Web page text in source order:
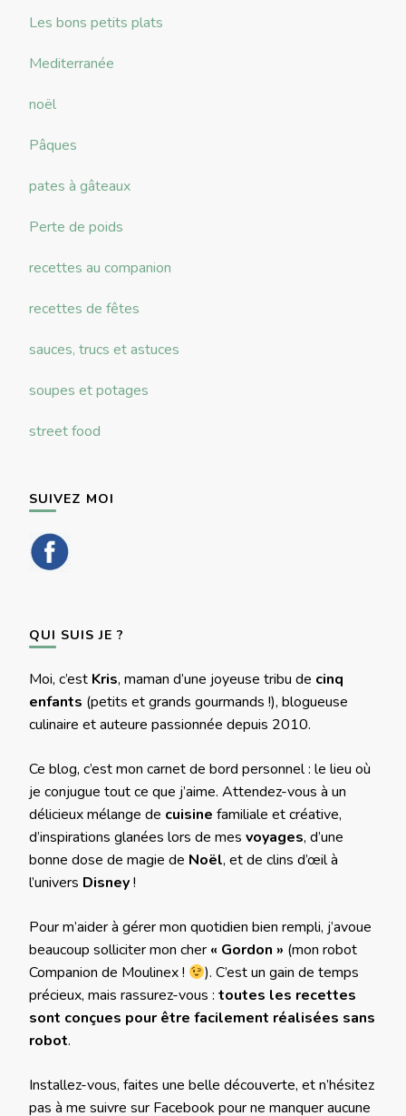
Les bons petits plats
Mediterranée
noël
Pâques
pates à gâteaux
Perte de poids
recettes au companion
recettes de fêtes
sauces, trucs et astuces
soupes et potages
street food
SUIVEZ MOI
QUI SUIS JE ?
Moi, c’est Kris, maman d’une joyeuse tribu de cinq
enfants (petits et grands gourmands !), blogueuse
culinaire et auteure passionnée depuis 2010.
Ce blog, c’est mon carnet de bord personnel : le lieu où
je conjugue tout ce que j’aime. Attendez-vous à un
délicieux mélange de cuisine familiale et créative,
d’inspirations glanées lors de mes voyages, d’une
bonne dose de magie de Noël, et de clins d’œil à
l’univers Disney!
Pour m’aider à gérer mon quotidien bien rempli, j’avoue
beaucoup solliciter mon cher « Gordon » (mon robot
Companion de Moulinex !
). C’est un gain de temps
précieux, mais rassurez-vous : toutes les recettes
sont conçues pour être facilement réalisées sans
robot.
Installez-vous, faites une belle découverte, et n’hésitez
pas à me suivre sur Facebook pour ne manquer aucune